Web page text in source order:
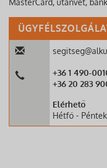
+36 1 490-
+36 20 283
Elérhető
Hétfő -